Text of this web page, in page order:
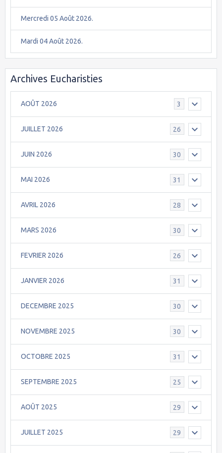
Mercredi 05 Août 2026.
Mardi 04 Août 2026.
Archives Eucharisties
AOÛT 2026 3
JUILLET 2026 26
JUIN 2026 30
MAI 2026 31
AVRIL 2026 28
MARS 2026 30
FEVRIER 2026 26
JANVIER 2026 31
DECEMBRE 2025 30
NOVEMBRE 2025 30
OCTOBRE 2025 31
SEPTEMBRE 2025 25
AOÛT 2025 29
JUILLET 2025 29